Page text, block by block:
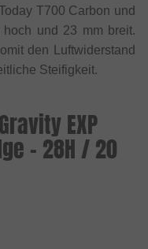
T700 Carbon und
und 23 mm breit.
den Luftwiderstand
Steifigkeit.
EXP
- 28H / 20